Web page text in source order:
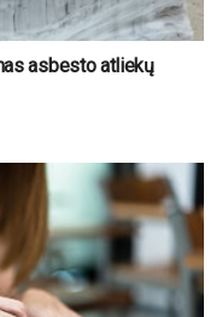
asbesto atliekų